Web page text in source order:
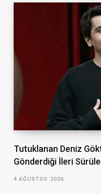
Tutuklanan Deniz
Gönderdiği İleri
4 AĞUSTOS 2026